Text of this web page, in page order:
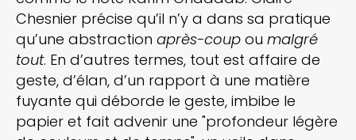
Chesnier précise qu’il n’y a dans sa pratique
qu’une abstraction après-coup ou malgré
tout. En d’autres termes, tout est affaire de
geste, d’élan, d’un rapport à une matière
fuyante qui déborde le geste, imbibe le
papier et fait advenir une "profondeur légère